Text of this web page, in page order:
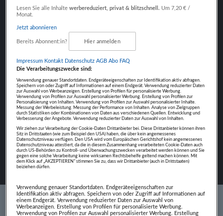
NÄCHSTER BEITRAG
PHILIP PERTL
Lesen Sie alle Inhaltewerbereduziert, privat & blitzschnell. Um 7,20 € /
Monat.
Jetzt abonnieren
Bereits Abonnent:in? Hier anmelden
Impressum Kontakt Datenschutz AGB Abo FAQ
Die Verarbeitungszwecke sind:
Verwendung genauer Standortdaten. Endgeräteeigenschaften zur Identifikation aktiv abfragen.
Speichern von oder Zugriff auf Informationen auf einem Endgerät. Verwendung reduzierter Daten
zur Auswahl von Werbeanzeigen. Erstellung von Profilen für personalisierte Werbung.
Verwendung von Profilen zur Auswahl personalisierter Werbung. Erstellung von Profilen zur
Personalisierung von Inhalten. Verwendung von Profilen zur Auswahl personalisierter Inhalte.
Messung der Werbeleistung. Messung der Performance von Inhalten. Analyse von Zielgruppen
durch Statistiken oder Kombinationen von Daten aus verschiedenen Quellen. Entwicklung und
Verbesserung der Angebote. Verwendung reduzierter Daten zur Auswahl von Inhalten.
Wir ziehen zur Verarbeitung der Cookie-Daten Drittanbieter bei. Diese Drittanbieter können ihren
Sitz in Drittstaaten (wie zum Beispiel den USA) haben, die über kein angemessenes
Datenschutzniveau verfügen. Den USA wird vom Europäischen Gerichtshof kein angemessenes
Datenschutzniveau attestiert, da die in diesem Zusammenhang verarbeiteten Cookie-Daten auch
durch US-Behörden zu Kontroll- und Überwachungszwecken verarbeitet werden können und Sie
gegen eine solche Verarbeitung keine wirksamen Rechtsbehelfe geltend machen können. Mit
dem Klick auf „AKZEPTIEREN“ stimmen Sie zu, dass wir Drittanbieter (auch in Drittstaaten)
beiziehen dürfen.
Verwendung genauer Standortdaten. Endgeräteeigenschaften zur
Identifikation aktiv abfragen. Speichern von oder Zugriff auf Informationen auf
einem Endgerät. Verwendung reduzierter Daten zur Auswahl von
Werbeanzeigen. Erstellung von Profilen für personalisierte Werbung.
Verwendung von Profilen zur Auswahl personalisierter Werbung. Erstellung